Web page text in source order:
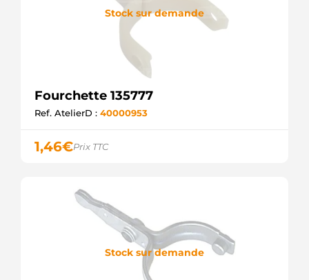
Stock sur demande
Fourchette 135777
Ref. AtelierD : 40000953
1,46€Prix TTC
Stock sur demande